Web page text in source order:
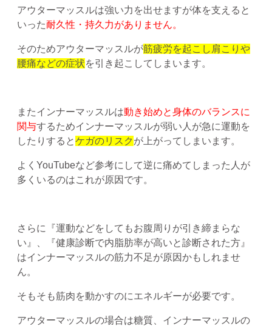
アウターマッスルは強い力を出せますが体を支えると
いった耐久性・持久力がありません。
そのためアウターマッスルが筋疲労を起こし肩こりや
腰痛などの症状を引き起こしてしまいます。
またインナーマッスルは動き始めと身体のバランスに
関与するためインナーマッスルが弱い人が急に運動を
したりするとケガのリスク が上がってしまいます。
よくYouTubeなど参考にして逆に痛めてしまった人が
多くいるのはこれが原因です。
さらに『運動などをしてもお腹周りが引き締まらな
い』、『健康診断で内脂肪率が高いと診断された方』
はインナーマッスルの筋力不足が原因かもしれませ
ん。
そもそも筋肉を動かすのにエネルギーが必要です。
アウターマッスルの場合は糖質、インナーマッスルの